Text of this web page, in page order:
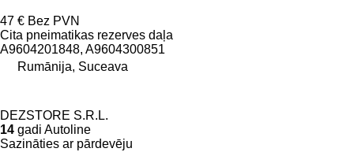
47 € Bez PVN
Cita pneimatikas rezerves daļa
A9604201848, A9604300851
Rumānija, Suceava
DEZSTORE S.R.L.
14 gadi Autoline
Sazināties ar pārdevēju